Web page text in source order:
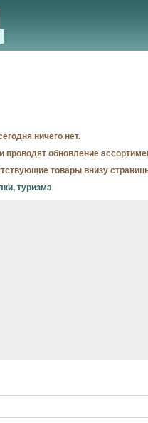
ничего нет.
проводят обновление
товары внизу
туризма